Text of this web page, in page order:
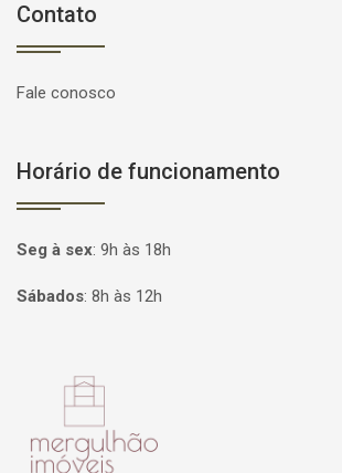
Contato
Fale conosco
Horário de funcionamento
Seg à sex: 9h às 18h
Sábados: 8h às 12h